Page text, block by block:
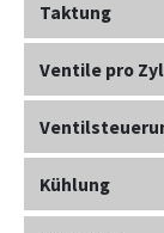
Taktung
Ventile pro
Kühlung